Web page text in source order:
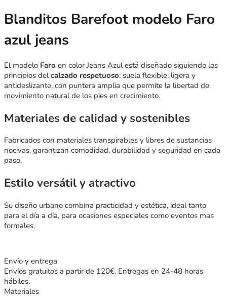
Blanditos Barefoot modelo Faro
azul jeans
El modelo Faro en color Jeans Azul está diseñado siguiendo los
principios delcalzado respetuoso: suela flexible, ligera y
antideslizante, con puntera amplia que permite la libertad de
movimiento natural de los pies en crecimiento.
Materiales de calidad y sostenibles
Fabricados con materiales transpirables y libres de sustancias
nocivas, garantizan comodidad, durabilidad y seguridad en cada
paso.
Estilo versátil y atractivo
Su diseño urbano combina practicidad y estética, ideal tanto
para el día a día, para ocasiones especiales como eventos mas
formales.
Envío y entrega
Envíos gratuitos a partir de 120€. Entregas en 24-48 horas
hábiles.
Materiales